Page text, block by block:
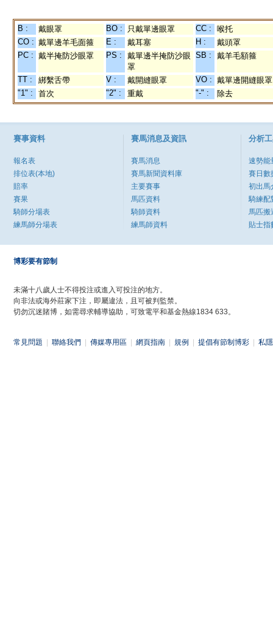
B : 戴眼罩 BO : 只戴單邊眼罩 CC :
喉托
CO : 戴單邊羊毛面箍 E : 戴耳塞 H :
戴頭罩
PC : 戴半掩防沙眼罩 PS :
戴單邊半掩防沙眼
罩
SB : 戴羊毛額箍
TT : 綁繫舌帶 V : 戴開縫眼罩 VO : 戴單邊開縫眼罩
"1" :
首次 "2" : 重戴 "-" : 除去
賽事資料
報名表
排位表(本地)
賠率
賽果
騎師分場表
練馬師分場表
賽馬消息及資訊
賽馬消息
賽馬新聞資料庫
主要賽事
馬匹資料
騎師資料
練馬師資料
分析
速勢能
賽日數
初出馬
騎練配
馬匹搬
貼士指
博彩要有節制
未滿十八歲人士不得投注或進入可投注的地方。
向非法或海外莊家下注，即屬違法，且可被判監禁。
切勿沉迷賭博，如需尋求輔導協助，可致電平和基金熱線1834 633。
常見問題 聯絡我們 傳媒專用區 網頁指南 規例 提倡有節制博彩 私